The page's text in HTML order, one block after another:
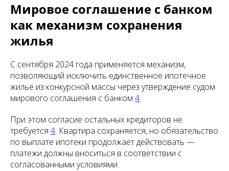
Мировое соглашение с банком
как механизм сохранения
жилья
С сентября 2024 года применяется механизм,
позволяющий исключить единственное ипотечное
жильё из конкурсной массы через утверждение судом
мирового соглашения с банком 4.
При этом согласие остальных кредиторов не
требуется 4. Квартира сохраняется, но обязательство
по выплате ипотеки продолжает действовать —
платежи должны вноситься в соответствии с
согласованными условиями.